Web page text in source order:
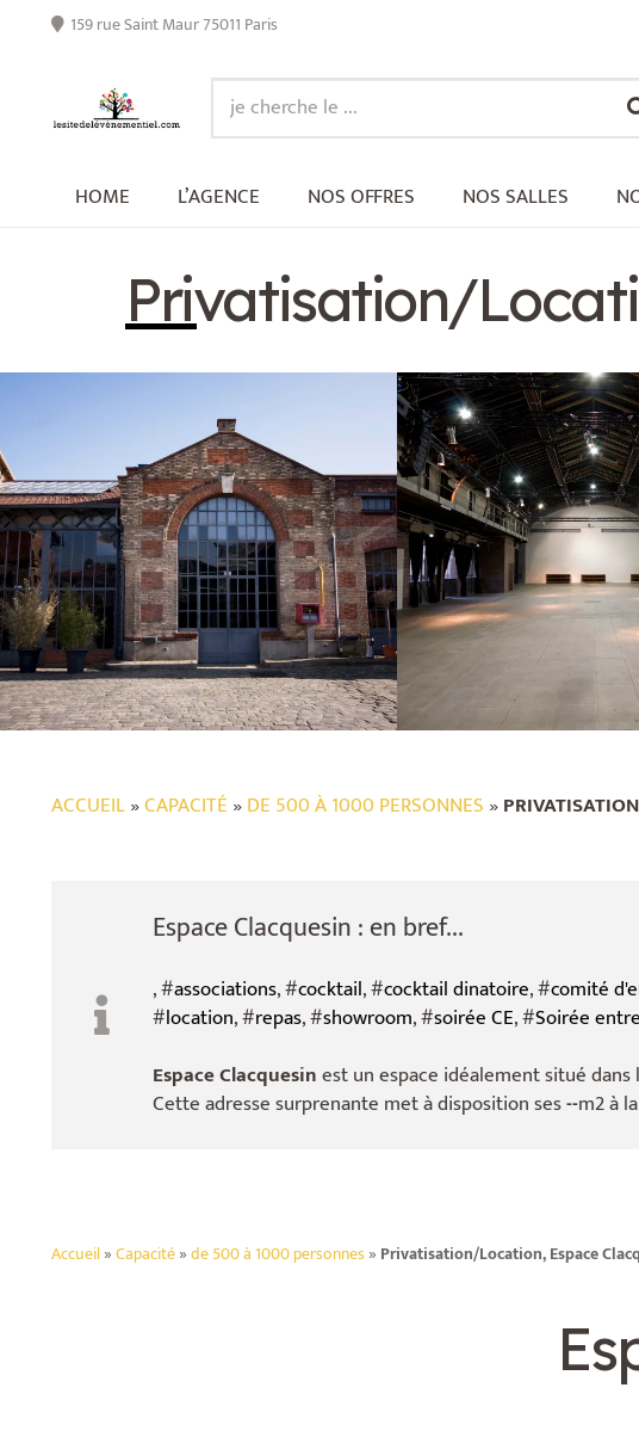
159 rue Saint Maur 75011 Paris
HOME L’AGENCE NOS OFFRES NOS SALLES
Privatisation/
ACCUEIL»CAPACITÉ »DE 500 À 1000 PERSONNES »
Espace Clacquesin : en bref...
, #associations, #cocktail, #cocktail dinatoire, #comité
#location, #repas, #showroom, #soirée CE, #Soirée
Espace Clacquesinest un espace idéalement situé dans
Cette adresse surprenante met à disposition ses--m2 à
Accueil»Capacité»de 500 à 1000 personnes » Privatisation/Location, Espace